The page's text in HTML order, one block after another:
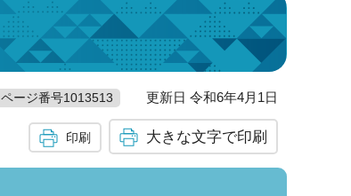
ページ番号1013513 更新日 令和6年4月1日
印刷 大きな文字で印刷